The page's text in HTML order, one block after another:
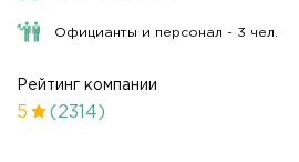
Официанты и персонал - 3 чел.
Рейтинг компании
5 (2314)